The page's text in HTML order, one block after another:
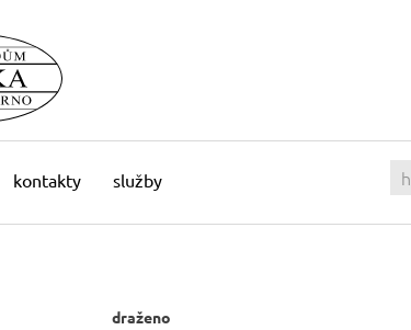
kontakty služby
draženo